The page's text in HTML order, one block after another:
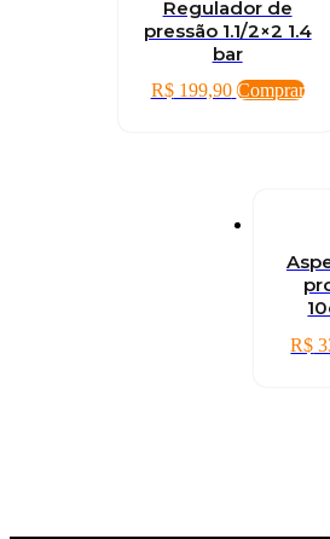
Regulador de
pressão 1.1/2×2 1.4
bar
R$199,90 Comprar
R$